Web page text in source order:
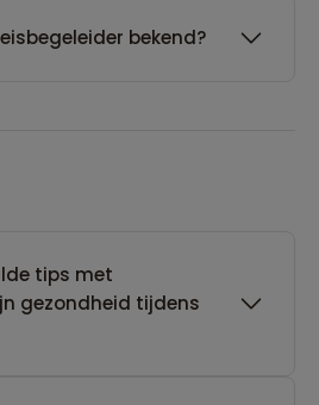
bekend?
tips met
gezondheid tijdens